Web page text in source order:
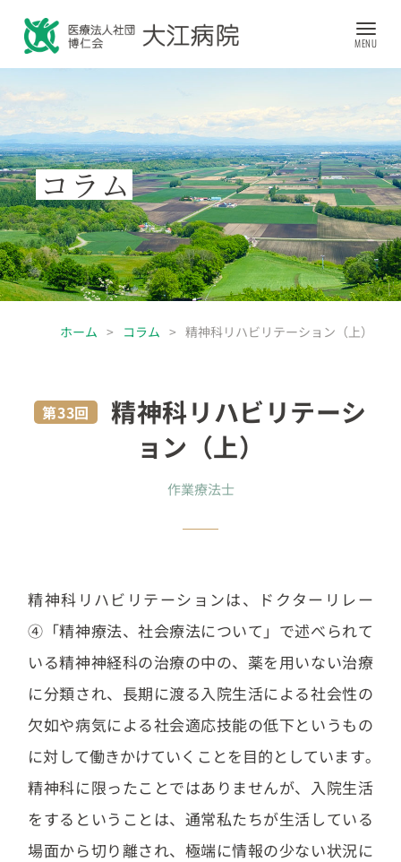
コラム
ホーム > コラム > 精神科リハビリテーション（上）
第33回
精神科リハビリテーシ
ョン（上）
作業療法士
精神科リハビリテーションは、ドクターリレー
④「精神療法、社会療法について」で述べられて
いる精神神経科の治療の中の、薬を用いない治療
に分類され、長期に渡る入院生活による社会性の
欠如や病気による社会適応技能の低下というもの
に対して働きかけていくことを目的としています｡
精神科に限ったことではありませんが、入院生活
をするということは、通常私たちが生活している
場面から切り離され、極端に情報の少ない状況に